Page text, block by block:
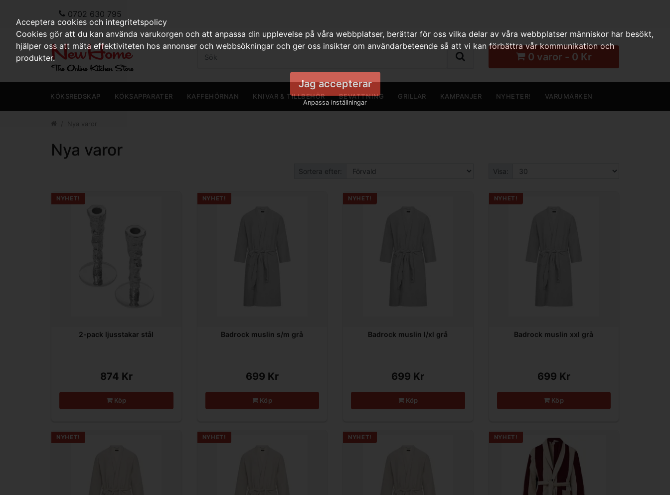
0702 630 795
0 varor - 0 Kr
KÖKSREDSKAP KÖKSAPPARATER KAFFEHÖRNAN KNIVAR & TILLBEHÖR BEVATTNING GRILLAR KAMPANJER NYHETER! VARUMÄRKEN
Nya varor
Sortera efter: Visa:
NYHET!
2-pack ljusstakar stål
874 Kr
Köp
NYHET!
Badrock muslin s/m grå
699 Kr
Köp
NYHET!
Badrock muslin l/xl grå
699 Kr
Köp
NYHET!
Badrock muslin xxl grå
699 Kr
Köp
NYHET! NYHET! NYHET! NYHET!
Acceptera cookies och integritetspolicy
Cookies gör att du kan använda varukorgen och att anpassa din upplevelse på våra webbplatser, berättar för oss vilka delar av våra webbplatser människor har besökt,
hjälper oss att mäta effektiviteten hos annonser och webbsökningar och ger oss insikter om användarbeteende så att vi kan förbättra vår kommunikation och
produkter.
Jag accepterar
Anpassa inställningar